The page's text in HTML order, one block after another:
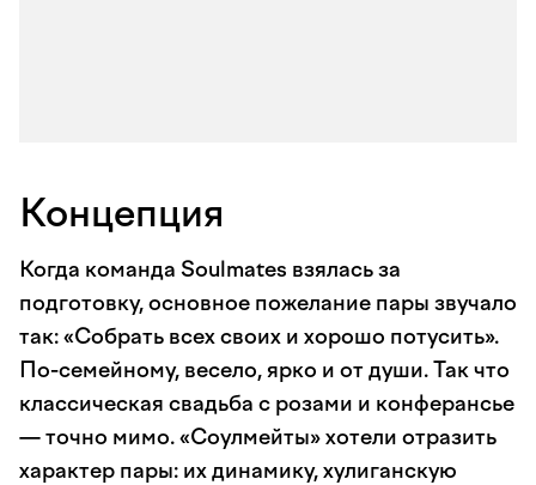
Концепция
Когда команда Soulmates взялась за
подготовку, основное пожелание пары звучало
так: «Собрать всех своих и хорошо потусить».
По-семейному, весело, ярко и от души. Так что
классическая свадьба с розами и конферансье
— точно мимо. «Соулмейты» хотели отразить
характер пары: их динамику, хулиганскую